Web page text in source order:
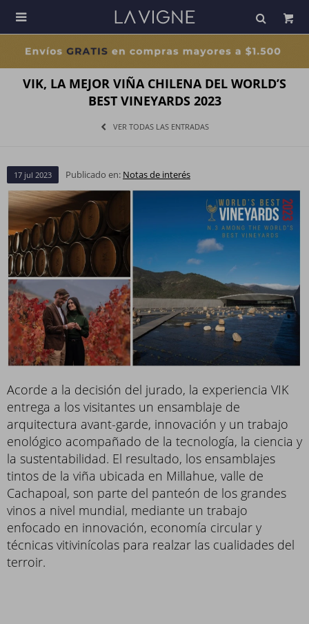

VIK, LA MEJOR VIÑA CHILENA DEL WORLD’S
BEST VINEYARDS 2023
VER TODAS LAS ENTRADAS
17 jul 2023 Publicado en: Notas de interés
Acorde a la decisión del jurado, la experiencia VIK
entrega a los visitantes un ensamblaje de
arquitectura avant-garde, innovación y un trabajo
enológico acompañado de la tecnología, la ciencia y
la sustentabilidad. El resultado, los ensamblajes
tintos de la viña ubicada en Millahue, valle de
Cachapoal, son parte del panteón de los grandes
vinos a nivel mundial, mediante un trabajo
enfocado en innovación, economía circular y
técnicas vitivinícolas para realzar las cualidades del
terroir.